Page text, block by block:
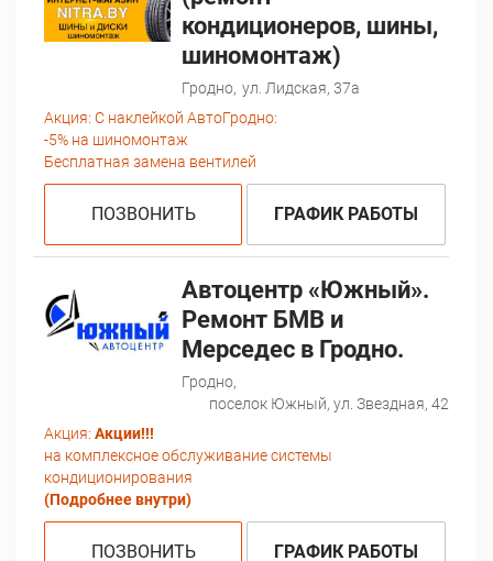
кондиционеров, шины,
шиномонтаж)
Гродно, ул. Лидская, 37а
Акция: С наклейкой АвтоГродно:
-5% на шиномонтаж
Бесплатная замена вентилей
ПОЗВОНИТЬ ГРАФИК РАБОТЫ
Автоцентр «Южный».
Ремонт БМВ и
Мерседес в Гродно.
Гродно,
поселок Южный, ул. Звездная, 42
Акция: Акции!!!
на комплексное обслуживание системы
кондиционирования
(Подробнее внутри)
ПОЗВОНИТЬ ГРАФИК РАБОТЫ